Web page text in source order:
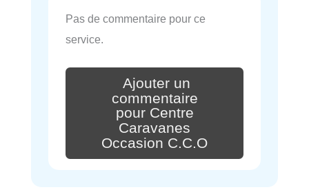
Pas de commentaire pour ce
service.
Ajouter un
commentaire
pour Centre
Caravanes
Occasion C.C.O